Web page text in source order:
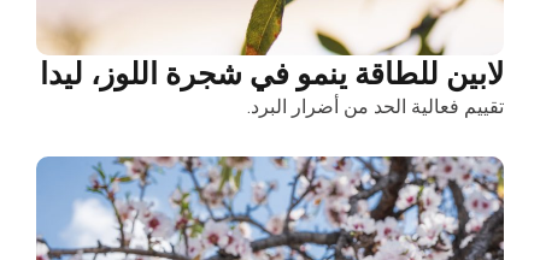
لابين للطاقة ينمو في شجرة اللوز، ليدا
تقييم فعالية الحد من أضرار البرد.